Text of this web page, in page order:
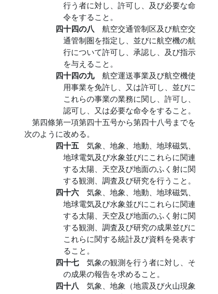
行う者に対し、許可し、及び必要な命
令をすること。
四十四の八 航空交通管制区及び航空交
通管制圏を指定し、並びに航空機の航
行について許可し、承認し、及び指示
を与えること。
四十四の九 航空運送事業及び航空機使
用事業を免許し、又は許可し、並びに
これらの事業の業務に関し、許可し、
認可し、又は必要な命令をすること。
第四條第一項第四十五号から第四十八号までを
次のように改める。
四十五 気象、地象、地動、地球磁気、
地球電気及び水象並びにこれらに関連
する太陽、天空及び地面のふく射に関
する観測、調査及び研究を行うこと。
四十六 気象、地象、地動、地球磁気、
地球電気及び水象並びにこれらに関連
する太陽、天空及び地面のふく射に関
する観測、調査及び研究の成果並びに
これらに関する統計及び資料を発表す
ること。
四十七 気象の観測を行う者に対し、そ
の成果の報告を求めること。
四十八 気象、地象（地震及び火山現象